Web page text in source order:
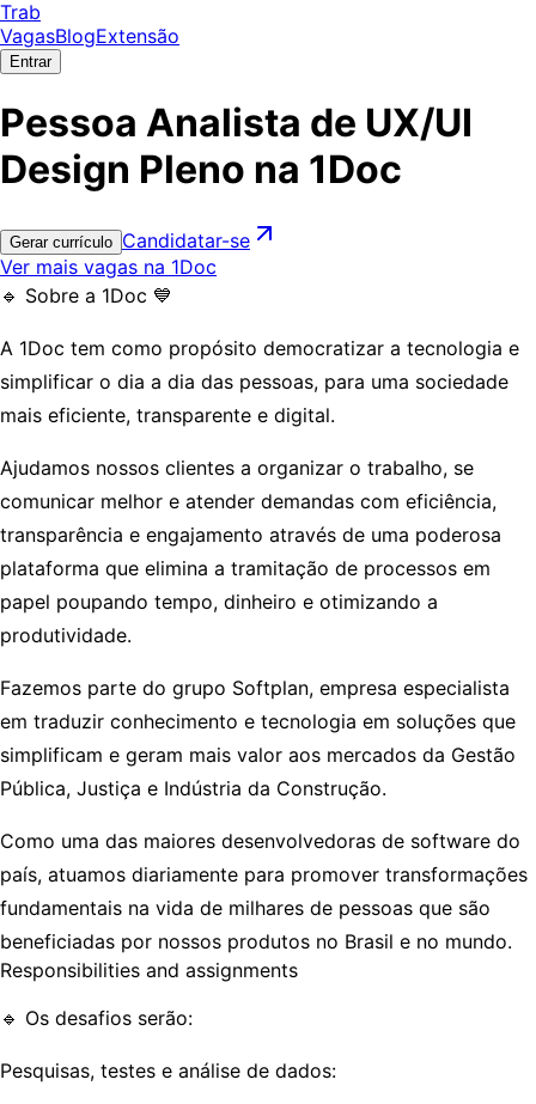
Trab
VagasBlogExtensão
Entrar
Pessoa Analista de UX/UI
Design Pleno na 1Doc
Gerar currículo Candidatar-se
Ver mais vagas na 1Doc
🔹 Sobre a 1Doc 💙
A 1Doc tem como propósito democratizar a tecnologia e
simplificar o dia a dia das pessoas, para uma sociedade
mais eficiente, transparente e digital.
Ajudamos nossos clientes a organizar o trabalho, se
comunicar melhor e atender demandas com eficiência,
transparência e engajamento através de uma poderosa
plataforma que elimina a tramitação de processos em
papel poupando tempo, dinheiro e otimizando a
produtividade.
Fazemos parte do grupo Softplan, empresa especialista
em traduzir conhecimento e tecnologia em soluções que
simplificam e geram mais valor aos mercados da Gestão
Pública, Justiça e Indústria da Construção.
Como uma das maiores desenvolvedoras de software do
país, atuamos diariamente para promover transformações
fundamentais na vida de milhares de pessoas que são
beneficiadas por nossos produtos no Brasil e no mundo.
Responsibilities and assignments
🔹 Os desafios serão:
Pesquisas, testes e análise de dados: